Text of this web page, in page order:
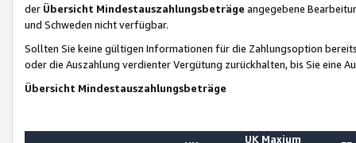
der Übersicht Mindestauszahlungsbeträge angegebene
und Schweden nicht verfügbar.
Sollten Sie keine gültigen Informationen für die Zahlungsoption
oder die Auszahlung verdienter Vergütung zurückhalten, bis Sie
Übersicht Mindestauszahlungsbeträge
UK Maxium